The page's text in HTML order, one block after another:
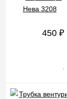
450 ₽